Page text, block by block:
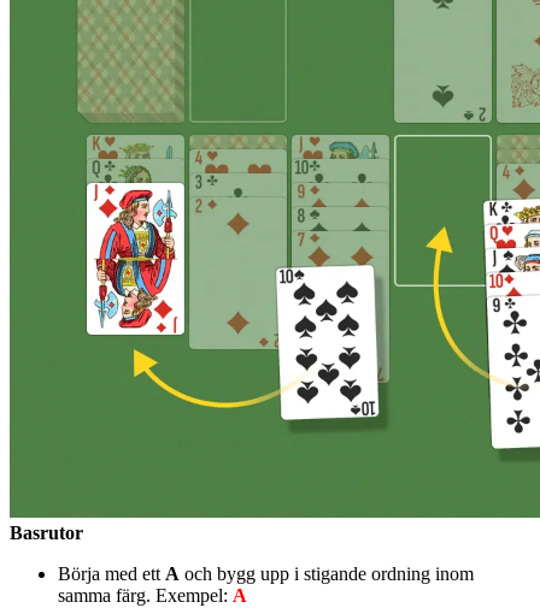
Basrutor
Börja med ett A och bygg upp i stigande ordning inom
samma färg. Exempel: A